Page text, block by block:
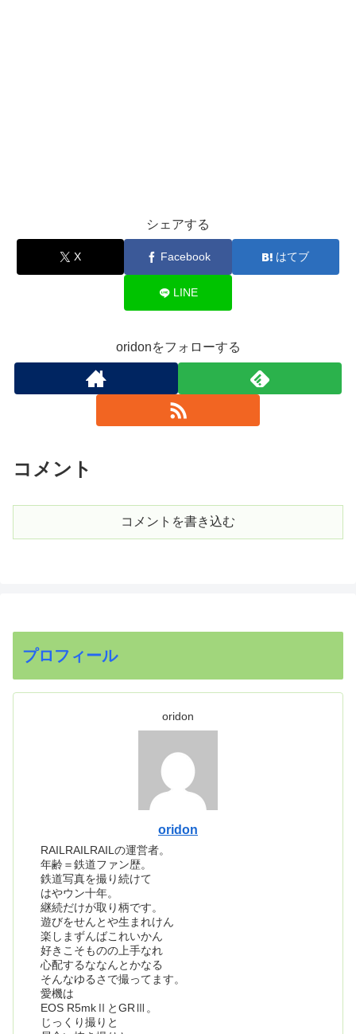
シェアする
X Facebook はてブ
LINE
oridonをフォローする
コメント
コメントを書き込む
プロフィール
oridon
oridon
RAILRAILRAILの運営者。
年齢＝鉄道ファン歴。
鉄道写真を撮り続けて
はやウン十年。
継続だけが取り柄です。
遊びをせんとや生まれけん
楽しまずんばこれいかん
好きこそものの上手なれ
心配するななんとかなる
そんなゆるさで撮ってます。
愛機は
EOS R5mkⅡとGRⅢ。
じっくり撮りと